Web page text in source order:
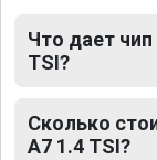
Что дает
TSI?
Сколько
A7 1.4 TSI?